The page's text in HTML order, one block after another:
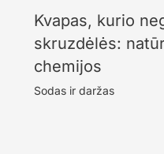
Kvapas, kurio
skruzdėlės:
chemijos
Sodas ir daržas